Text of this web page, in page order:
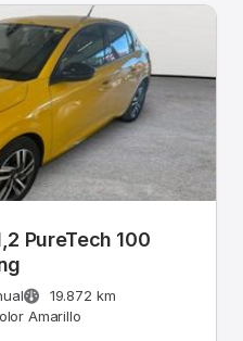
PureTech 100
19.872 km
Amarillo